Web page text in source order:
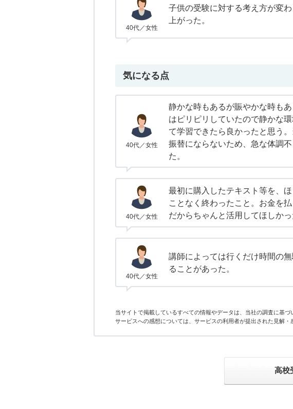
40代／女性
子供の受験に対する考え方が変
上がった。
気になる点
40代／女性
静かな時もあるが賑やかな時も
はピリピリしていたので静かな
て学習できたら良かったと思う
振替にならないため、急な体調
た。
40代／女性
最初に購入したテキスト等を、ほ
ことなく終わったこと。お金を
だからちゃんと活用してほしかっ
40代／女性
講師によっては行くだけ時間の
ることがあった。
当サイトで掲載しているすべての情報やデータは、当社の調査に基づ
サービスへの感想については、サービスの利用者が提出された見解
高校